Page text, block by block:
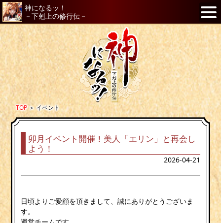
神になるッ！
－下剋上の修行伝－
TOP＞イベント
卯月イベント開催！美人「エリン」と再会し
よう！
2026-04-21
日頃よりご愛顧を頂きまして、誠にありがとうございま
す。